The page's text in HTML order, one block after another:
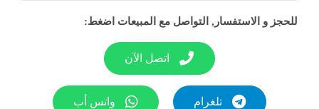
للحجز و الاستفسار, التواصل مع المبيعات اضغط:
اتصل الآن
تلغرام واتس أب